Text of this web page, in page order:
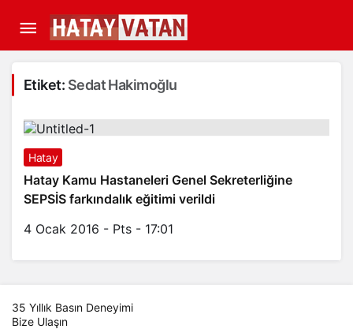
Etiket: Sedat Hakimoğlu
Hatay
Hatay Kamu Hastaneleri Genel Sekreterliğine
SEPSİS farkındalık eğitimi verildi
4 Ocak 2016 - Pts - 17:01
35 Yıllık Basın Deneyimi
Bize Ulaşın